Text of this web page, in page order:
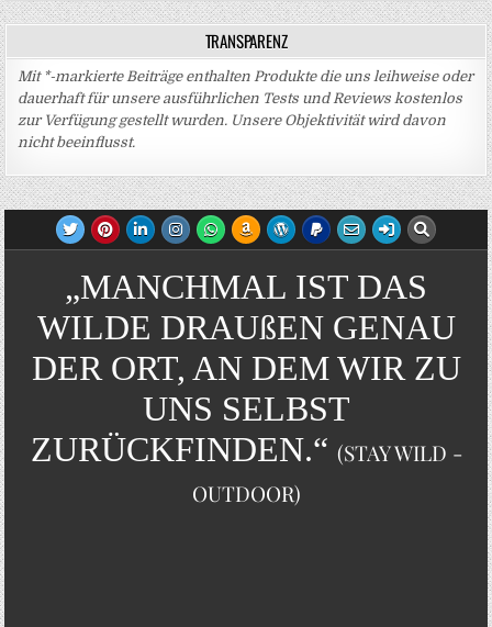
TRANSPARENZ
Mit *-markierte Beiträge enthalten Produkte die uns leihweise oder
dauerhaft für unsere ausführlichen Tests und Reviews kostenlos
zur Verfügung gestellt wurden. Unsere Objektivität wird davon
nicht beeinflusst.
„MANCHMAL IST DAS
WILDE DRAUßEN GENAU
DER ORT, AN DEM WIR ZU
UNS SELBST
ZURÜCKFINDEN.“ (STAY WILD -
OUTDOOR)